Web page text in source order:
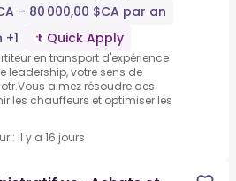
– 80 000,00 $CA par an
Quick Apply
en transport d'expérience
leadership, votre sens de
aimez résoudre des
les chauffeurs et optimiser les
: il y a 16 jours